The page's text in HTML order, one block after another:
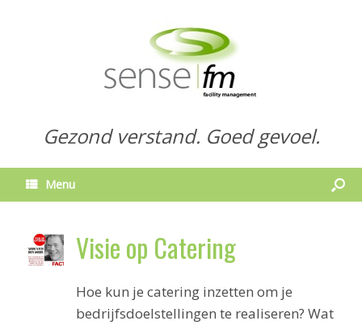
Gezond verstand. Goed gevoel.
Menu
Visie op Catering
Hoe kun je catering inzetten om je
bedrijfsdoelstellingen te realiseren? Wat